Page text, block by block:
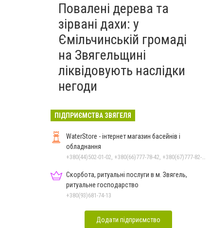
Повалені дерева та
зірвані дахи: у
Ємільчинській громаді
на Звягельщині
ліквідовують наслідки
негоди
ПІДПРИЄМСТВА ЗВЯГЕЛЯ
WaterStore - інтернет магазин басейнів і
обладнання
+380(44)502-01-02, +380(66)777-78-42, +380(67)777-82-19, +380(67)890-80-80, +380(73)890-80-80, +380(44)502-01-03
Скорбота, ритуальні послуги в м. Звягель,
ритуальне господарство
+380(93)681-74-13
Додати підприємство